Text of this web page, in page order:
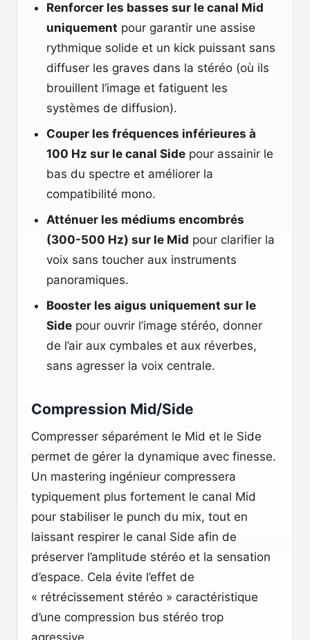
Renforcer les basses sur le canal Mid
uniquement pour garantir une assise
rythmique solide et un kick puissant sans
diffuser les graves dans la stéréo (où ils
brouillent l’image et fatiguent les
systèmes de diffusion).
Couper les fréquences inférieures à
100 Hz sur le canal Side pour assainir le
bas du spectre et améliorer la
compatibilité mono.
Atténuer les médiums encombrés
(300-500 Hz) sur le Mid pour clarifier la
voix sans toucher aux instruments
panoramiques.
Booster les aigus uniquement sur le
Side pour ouvrir l’image stéréo, donner
de l’air aux cymbales et aux réverbes,
sans agresser la voix centrale.
Compression Mid/Side
Compresser séparément le Mid et le Side
permet de gérer la dynamique avec finesse.
Un mastering ingénieur compressera
typiquement plus fortement le canal Mid
pour stabiliser le punch du mix, tout en
laissant respirer le canal Side afin de
préserver l’amplitude stéréo et la sensation
d’espace. Cela évite l’effet de
« rétrécissement stéréo » caractéristique
d’une compression bus stéréo trop
agressive.